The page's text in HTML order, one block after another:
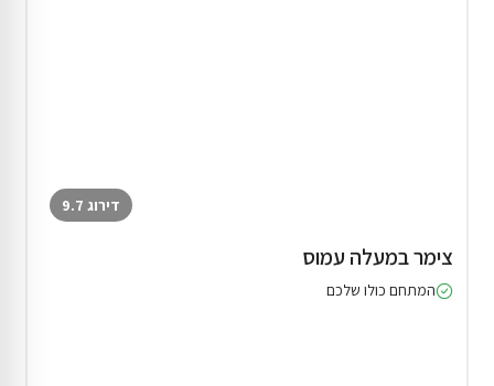
דירוג 9.7
צימר במעלה עמוס
המתחם כולו שלכם